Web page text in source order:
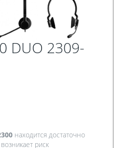
DUO 2309-
находится достаточно
риск